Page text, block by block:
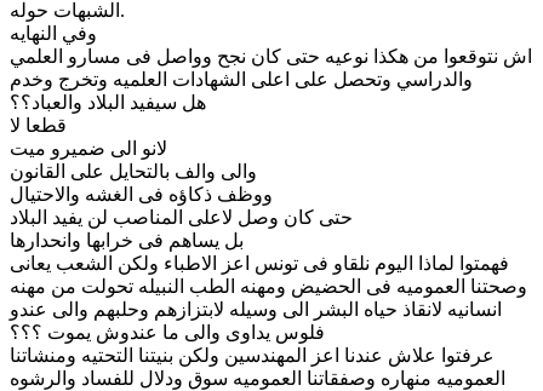
الشبهات حوله.
وفي النهايه
اش نتوقعوا من هكذا نوعيه حتى كان نجح وواصل فى مسارو العلمي
والدراسي وتحصل على اعلى الشهادات العلميه وتخرج وخدم
هل سيفيد البلاد والعباد؟؟
قطعا لا
لانو الى ضميرو ميت
والى والف بالتحايل على القانون
ووظف ذكاؤه فى الغشه والاحتيال
حتى كان وصل لاعلى المناصب لن يفيد البلاد
بل يساهم فى خرابها وانحدارها
فهمتوا لماذا اليوم نلقاو فى تونس اعز الاطباء ولكن الشعب يعانى
وصحتنا العموميه فى الحضيض ومهنه الطب النبيله تحولت من مهنه
انسانيه لانقاذ حياه البشر الى وسيله لابتزازهم وحلبهم والى عندو
فلوس يداوى والى ما عندوش يموت ؟؟؟
عرفتوا علاش عندنا اعز المهندسين ولكن بنيتنا التحتيه ومنشاتنا
العموميه منهاره وصفقاتنا العموميه سوق ودلال للفساد والرشوه